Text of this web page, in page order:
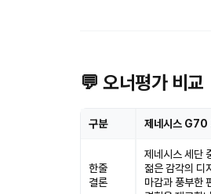
💬 오너평가 비교
구분 제네시스 G70
한줄
결론
제네시스 세단
젊은 감각의 디
마감과 풍부한